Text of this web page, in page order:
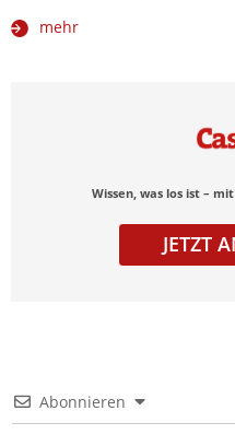
mehr
Wissen, was los ist –
JETZT
Abonnieren